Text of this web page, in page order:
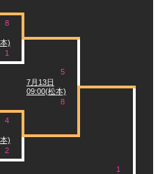
)
8
1
)
4
2
7月13日
09:00(松本)
5
8
1